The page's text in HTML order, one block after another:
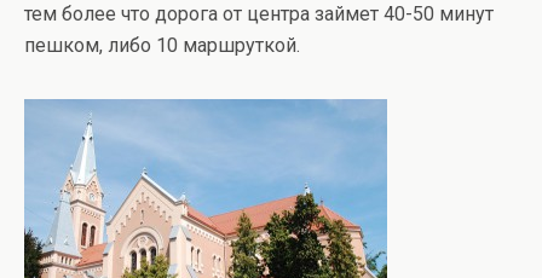
тем более что дорога от центра займет 40-50 минут
пешком, либо 10 маршруткой.